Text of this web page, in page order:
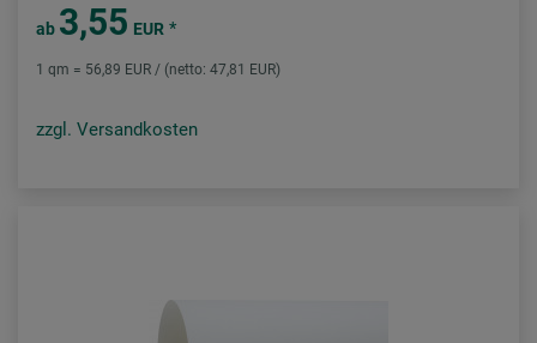
ab 3,55 EUR *
1 qm = 56,89 EUR / (netto: 47,81 EUR)
zzgl. Versandkosten